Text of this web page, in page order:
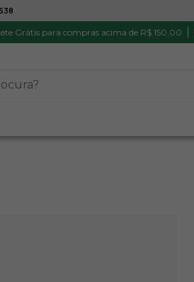
Grátis para compras acima de R$ 150,00
Parcela mínima R$ 20,00